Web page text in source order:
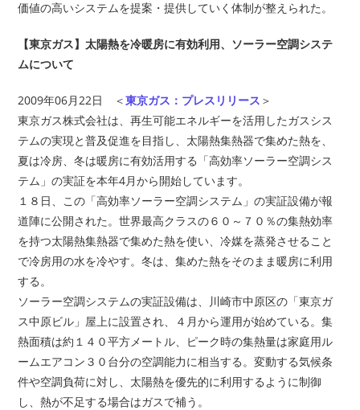
価値の高いシステムを提案・提供していく体制が整えられた。
【東京ガス】太陽熱を冷暖房に有効利用、ソーラー空調システ
ムについて
2009年06月22日 ＜東京ガス：プレスリリース ＞
東京ガス株式会社は、再生可能エネルギーを活用したガスシス
テムの実現と普及促進を目指し、太陽熱集熱器で集めた熱を、
夏は冷房、冬は暖房に有効活用する「高効率ソーラー空調シス
テム」の実証を本年4月から開始しています。
１８日、この「高効率ソーラー空調システム」の実証設備が報
道陣に公開された。世界最高クラスの６０～７０％の集熱効率
を持つ太陽熱集熱器で集めた熱を使い、冷媒を蒸発させること
で冷房用の水を冷やす。冬は、集めた熱をそのまま暖房に利用
する。
ソーラー空調システムの実証設備は、川崎市中原区の「東京ガ
ス中原ビル」屋上に設置され、４月から運用が始めている。集
熱面積は約１４０平方メートル、ピーク時の集熱量は家庭用ル
ームエアコン３０台分の空調能力に相当する。変動する気候条
件や空調負荷に対し、太陽熱を優先的に利用するように制御
し、熱が不足する場合はガスで補う。